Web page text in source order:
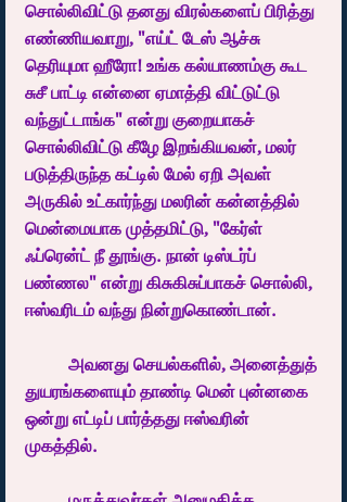
சொல்லிவிட்டு தனது விரல்களைப் பிரித்து
எண்ணியவாறு, "எய்ட் டேஸ் ஆச்சு
தெரியுமா ஹீரோ! உங்க கல்யாணம்கு கூட
சுசீ பாட்டி என்னை ஏமாத்தி விட்டுட்டு
வந்துட்டாங்க" என்று குறையாகச்
சொல்லிவிட்டு கீழே இறங்கியவன், மலர்
படுத்திருந்த கட்டில் மேல் ஏறி அவள்
அருகில் உட்கார்ந்து மலரின் கன்னத்தில்
மென்மையாக முத்தமிட்டு, "கேர்ள்
ஃப்ரென்ட் நீ தூங்கு. நான் டிஸ்டர்ப்
பண்ணல" என்று கிசுகிசுப்பாகச் சொல்லி,
ஈஸ்வரிடம் வந்து நின்றுகொண்டான்.
துயரங்களையும் தாண்டி மென் புன்னகை
ஒன்று எட்டிப் பார்த்தது ஈஸ்வரின்
முகத்தில்.